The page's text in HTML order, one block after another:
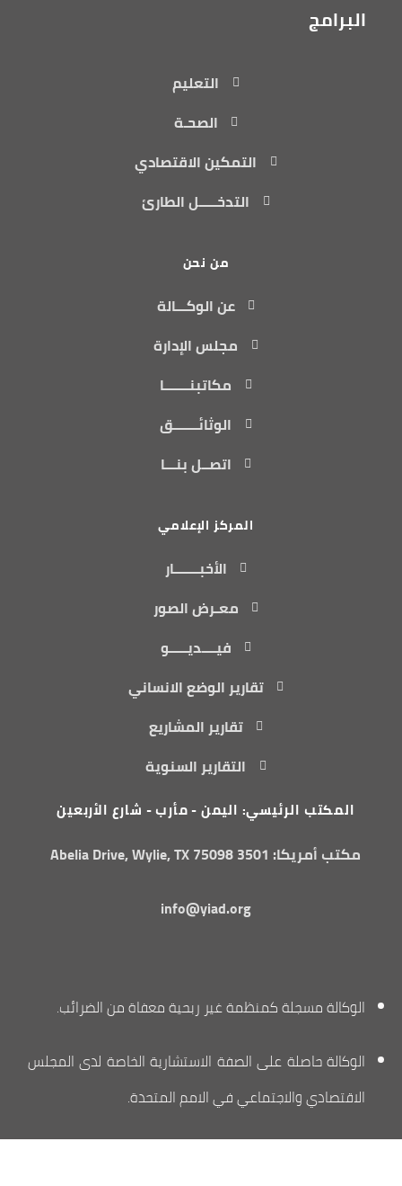
البرامج
التعليم
الصحـة
التمكين الاقتصادي
التدخـــــل الطارئ
من نحن
عن الوكـــالة
مجلس الإدارة
مكاتبنـــــــا
الوثائـــــــق
اتصــل بنـــا
المركز الإعلامي
الأخبـــــــار
معـرض الصور
فيــــديـــــو
تقارير الوضع الانساني
تقارير المشاريع
التقارير السنوية
المكتب الرئيسي: اليمن - مأرب - شارع الأربعين
مكتب أمريكا: 3501 Abelia Drive, Wylie, TX 75098
info@yiad.org
الوكالة مسجلة كمنظمة غير ربحية معفاة من الضرائب.
الوكالة حاصلة على الصفة الاستشارية الخاصة لدى المجلس
الاقتصادي والاجتماعي في الامم المتحدة.